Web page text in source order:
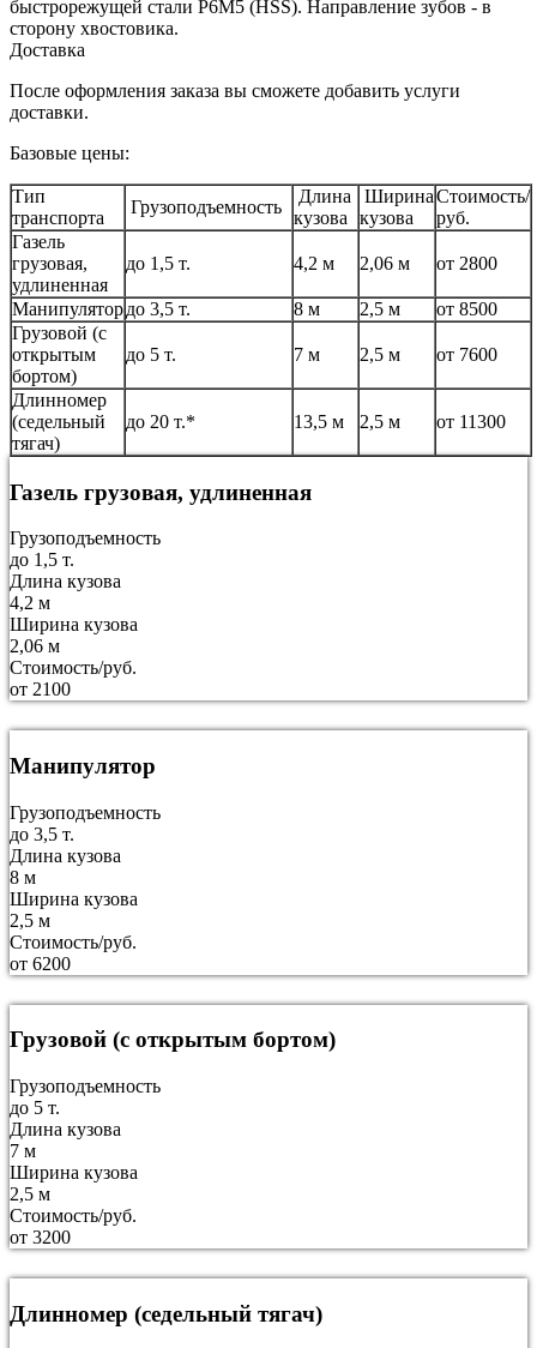
быстрорежущей стали Р6М5 (HSS). Направление зубов - в
сторону хвостовика.
Доставка
После оформления заказа вы сможете добавить услуги
доставки.
Базовые цены:
Тип
транспорта
Грузоподъемность
Длина
кузова
Ширина
кузова
Стоимость/
руб.
Газель
грузовая,
удлиненная
до 1,5 т. 4,2 м 2,06 м от 2800
Манипулятордо 3,5 т. 8 м 2,5 м
от 8500
Грузовой (с
открытым
бортом)
до 5 т. 7 м 2,5 м от 7600
Длинномер
(седельный
тягач)
до 20 т.* 13,5 м 2,5 м от 11300
Газель грузовая, удлиненная
Грузоподъемность
до 1,5 т.
Длина кузова
4,2 м
Ширина кузова
2,06 м
Стоимость/руб.
от 2100
Манипулятор
Грузоподъемность
до 3,5 т.
Длина кузова
8 м
Ширина кузова
2,5 м
Стоимость/руб.
от 6200
Грузовой (с открытым бортом)
Грузоподъемность
до 5 т.
Длина кузова
7 м
Ширина кузова
2,5 м
Стоимость/руб.
от 3200
Длинномер (седельный тягач)